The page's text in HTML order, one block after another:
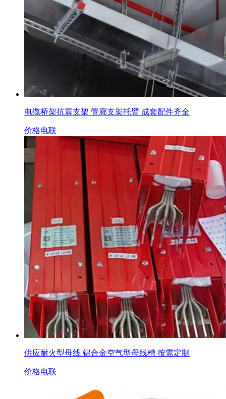
电缆桥架抗震支架 管廊支架托臂 成套配件齐全
价格电联
供应耐火型母线 铝合金空气型母线槽 按需定制
价格电联